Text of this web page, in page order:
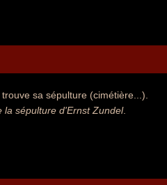
sa sépulture (cimétière...).
la sépulture d'Ernst Zundel.